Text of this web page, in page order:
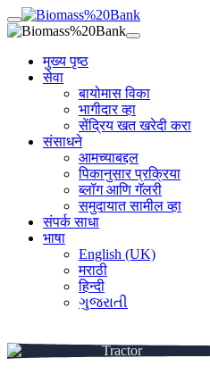
मुख्य पृष्ठ
सेवा
बायोमास विका
भागीदार व्हा
सेंद्रिय खत खरेदी करा
संसाधने
आमच्याबद्दल
पिकानुसार प्रक्रिया
ब्लॉग आणि गॅलरी
समुदायात सामील व्हा
संपर्क साधा
भाषा
English (UK)
मराठी
हिन्दी
ગુજરાતી